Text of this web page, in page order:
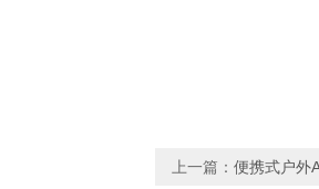
上一篇： 便携式户外